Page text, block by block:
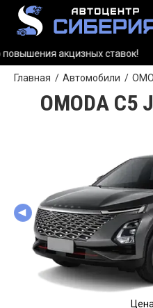
акцизных ставок!
Главная Автомобили
OMODA C5